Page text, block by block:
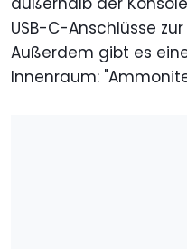
USB-C-Anschlüsse
Außerdem gibt es
Innenraum: